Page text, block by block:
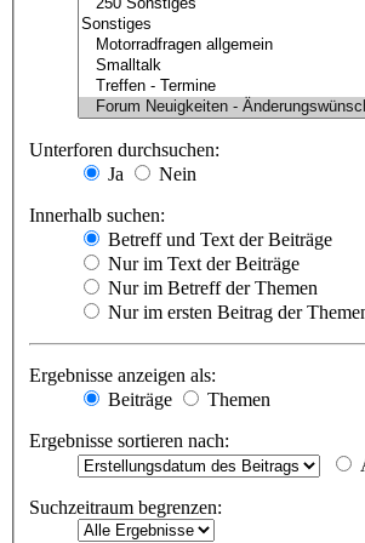
Unterforen durchsuchen:
Ja
Nein
Innerhalb suchen:
Betreff und Text der Beiträge
Nur im Text der Beiträge
Nur im Betreff der Themen
Nur im ersten Beitrag der
Ergebnisse anzeigen als:
Beiträge
Themen
Ergebnisse sortieren nach:
Suchzeitraum begrenzen: